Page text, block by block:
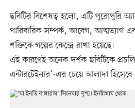
ছবিটির বিশেষত্ব হলো, এটি পুরোপুরি
পারিবারিক সম্পর্ক, আবেগ, আত্মত্যাগ
শক্তিকে গল্পের কেন্দ্রে রাখা হয়েছে।
এই কারণেই অনেক দর্শক ছবিটিকে
এন্টারটেইনার’-এর চেয়ে আলাদা